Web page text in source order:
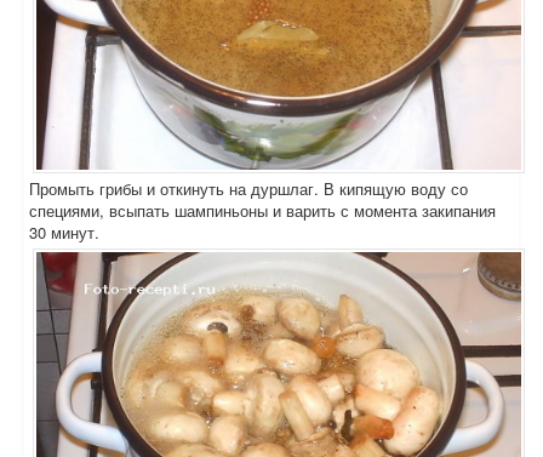
Промыть грибы и откинуть на дуршлаг. В кипящую воду со
специями, всыпать шампиньоны и варить с момента закипания
30 минут.